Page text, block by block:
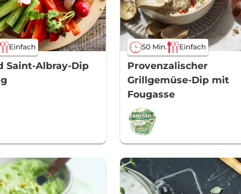
Einfach
Saint-Albray-Dip
50 Min. Einfach
Provenzalischer
Grillgemüse-Dip mit
Fougasse